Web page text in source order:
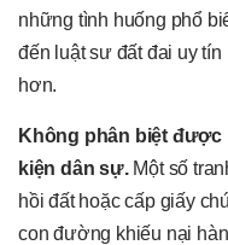
những tình huống phổ
đến luật sư đất đai uy
hơn.
Không phân biệt
kiện dân sự.Một số
hồi đất hoặc cấp giấy
con đường khiếu nại